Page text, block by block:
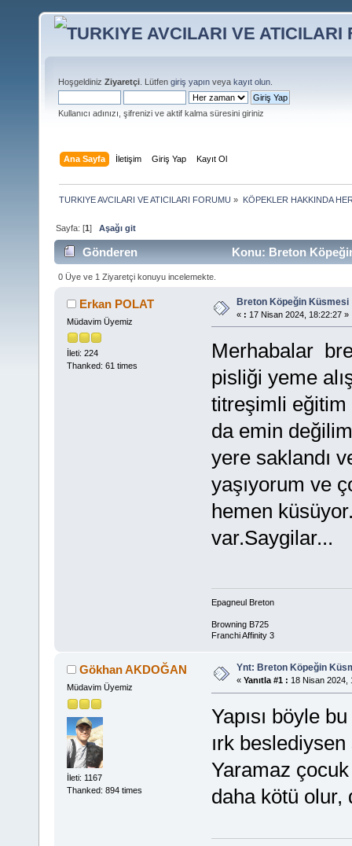
Hoşgeldiniz Ziyaretçi . Lütfen giriş yapın veya kayıt olun
Kullanıcı adınızı, şifrenizi ve aktif kalma süresini giriniz
Ana Sayfa İletişim Giriş Yap Kayıt Ol
TURKIYE AVCILARI VE ATICILARI FORUMU » KÖPEKLER HAKKINDA
Sayfa: [1]Aşağı git
Gönderen Konu: Breton
0 Üye ve 1 Ziyaretçi konuyu incelemekte.
Erkan POLAT
Müdavim Üyemiz
İleti: 224
Thanked: 61 times
Breton Köpeğin Küsmesi
« : 17 Nisan 2024, 18:22:27 »
Merhabalar
pisliği yeme
titreşimli eğitim
da emin
yere saklandı
yaşıyorum ve
hemen
var.Saygilar...
Epagneul Breton
Browning B725
Franchi Affinity 3
Gökhan AKDOĞAN
Müdavim Üyemiz
İleti: 1167
Thanked: 894 times
Ynt: Breton Köpeğin
« Yanıtla #1 : 18 Nisan 2024,
Yapısı böyle
ırk
Yaramaz
daha kötü olur,